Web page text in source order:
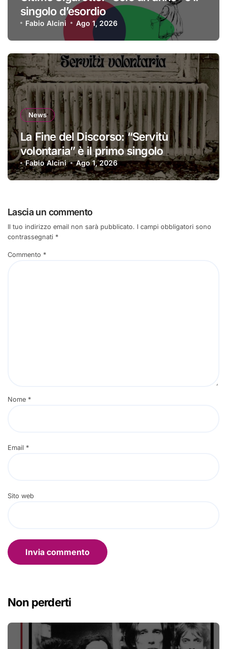
singolo d’esordio
Fabio Alcini Ago 1, 2026
News
La Fine del Discorso: “Servitù
volontaria” è il primo singolo
Fabio Alcini Ago 1, 2026
Lascia un commento
Il tuo indirizzo email non sarà pubblicato. I campi obbligatori sono
contrassegnati *
Commento *
Nome *
Email *
Sito web
Non perderti